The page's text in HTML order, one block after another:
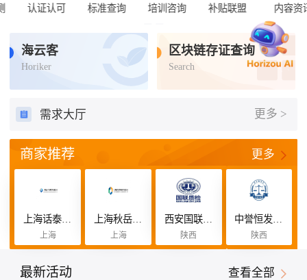
内容资讯
海云客
Horiker
区块链存证查询
Search
需求大厅 更多 >
商家推荐 更多
上海话泰恒咨询管理有限公司
上海
上海秋岳缘咨询管理有限公司
上海
西安国联质量检测技术股份有限公司
陕西
中誉恒发认证有限公司
陕西
最新活动 查看全部